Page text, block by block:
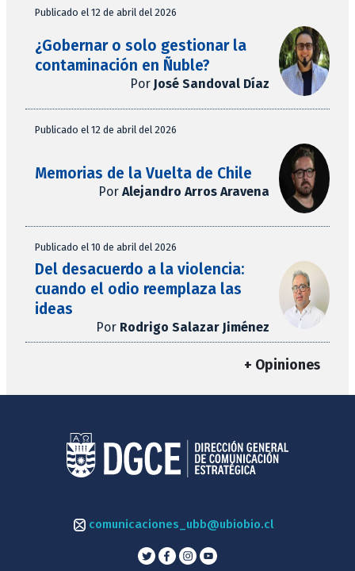
Publicado el 12 de abril del 2026
¿Gobernar o solo gestionar la
contaminación en Ñuble?
Por José Sandoval Díaz
Publicado el 12 de abril del 2026
Memorias de la Vuelta de Chile
Por Alejandro Arros Aravena
Publicado el 10 de abril del 2026
Del desacuerdo a la violencia:
cuando el odio reemplaza las
ideas
Por Rodrigo Salazar Jiménez
+ Opiniones
comunicaciones_ubb@ubiobio.cl